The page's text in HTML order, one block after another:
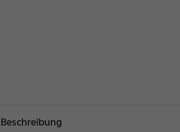
Beschreibung